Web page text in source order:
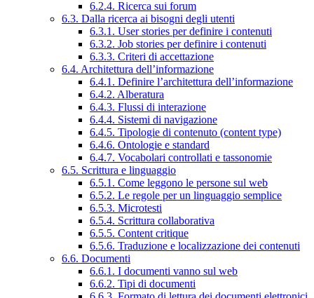
6.2.4. Ricerca sui forum
6.3. Dalla ricerca ai bisogni degli utenti
6.3.1. User stories per definire i contenuti
6.3.2. Job stories per definire i contenuti
6.3.3. Criteri di accettazione
6.4. Architettura dell’informazione
6.4.1. Definire l’architettura dell’informazione
6.4.2. Alberatura
6.4.3. Flussi di interazione
6.4.4. Sistemi di navigazione
6.4.5. Tipologie di contenuto (content type)
6.4.6. Ontologie e standard
6.4.7. Vocabolari controllati e tassonomie
6.5. Scrittura e linguaggio
6.5.1. Come leggono le persone sul web
6.5.2. Le regole per un linguaggio semplice
6.5.3. Microtesti
6.5.4. Scrittura collaborativa
6.5.5. Content critique
6.5.6. Traduzione e localizzazione dei contenuti
6.6. Documenti
6.6.1. I documenti vanno sul web
6.6.2. Tipi di documenti